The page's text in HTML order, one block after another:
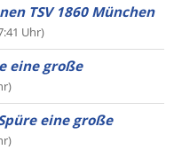
TSV 1860 München
Uhr)
eine große
eine große